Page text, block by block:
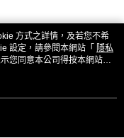
方式之詳情，及若您不希
設定，請參閱本網站「 隱私
您同意本公司得按本網站使